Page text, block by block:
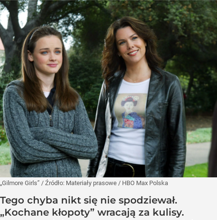
„Gilmore Girls” / Źródło: Materiały prasowe / HBO Max Polska
Tego chyba nikt się nie spodziewał.
„Kochane kłopoty” wracają za kulisy.